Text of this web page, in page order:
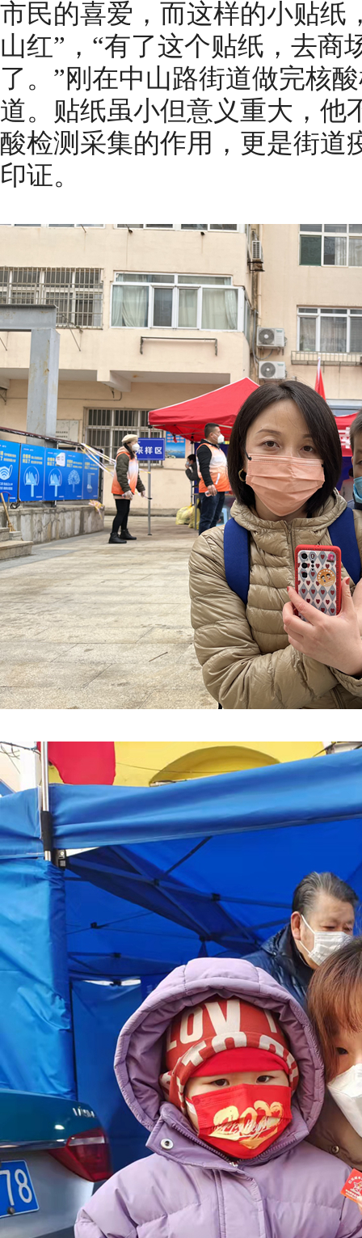
市民的喜爱，而这样的小贴纸
山红”，“有了这个贴纸，去商
了。”刚在中山路街道做完核
道。贴纸虽小但意义重大，他
酸检测采集的作用，更是街道
印证。